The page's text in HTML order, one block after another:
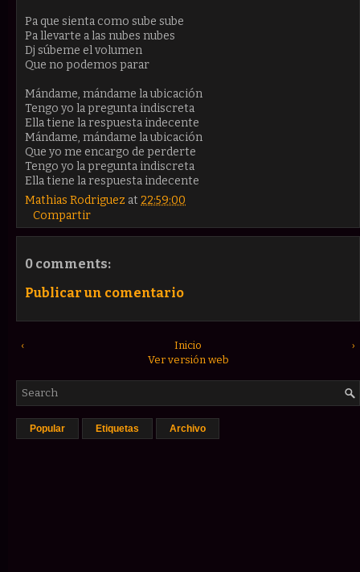
Pa que sienta como sube sube
Pa llevarte a las nubes nubes
Dj súbeme el volumen
Que no podemos parar
Mándame, mándame la ubicación
Tengo yo la pregunta indiscreta
Ella tiene la respuesta indecente
Mándame, mándame la ubicación
Que yo me encargo de perderte
Tengo yo la pregunta indiscreta
Ella tiene la respuesta indecente
Mathias Rodriguez at 22:59:00
Compartir
0 comments:
Publicar un comentario
‹ ›
Inicio
Ver versión web
Popular Etiquetas Archivo